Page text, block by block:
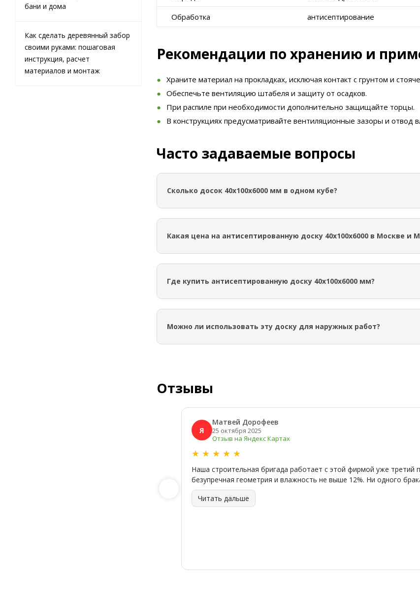
Обработка антисептирование
Рекомендации по хранению и
Храните материал на прокладках, исключая контакт с грунтом и
Обеспечьте вентиляцию штабеля и защиту от осадков.
При распиле при необходимости дополнительно защищайте торцы.
В конструкциях предусматривайте вентиляционные зазоры и отвод
Часто задаваемые вопросы
Сколько досок 40х100х6000 мм в одном кубе?
В 1 м3 доски 40х100х6000 мм расчетно 41,67 штуки. Объем одной доски
Какая цена на антисептированную доску 40х100х6000 в Москве и
Цена указывается за 1 м3 и зависит от объема заказа и условий
Где купить антисептированную доску 40х100х6000 мм?
Купить антисептированную доску 40х100х6000 мм 1 сорт ГОСТ можно в
Можно ли использовать эту доску для наружных работ?
Отзывы
Я
Матвей Дорофеев
25 октября 2025
Отзыв на Яндекс Картах
★ ★ ★ ★ ★
Наша строительная бригада работает с этой фирмой уже третий
безупречная геометрия и влажность не выше 12%. Ни одного
Читать дальше
бани и дома
Как сделать деревянный забор
своими руками: пошаговая
инструкция, расчет
материалов и монтаж